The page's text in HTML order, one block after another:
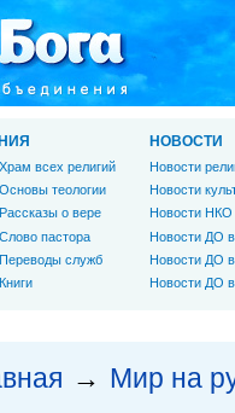
→ Мир на
Храм всех религий
Основы теологии
Рассказы о вере
Слово пастора
Переводы служб
Книги
НОВОСТИ
Новости
Новости
Новости НКО
Новости ДО
Новости ДО
Новости ДО